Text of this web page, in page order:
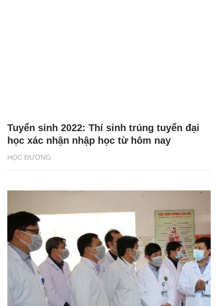
HỌC ĐƯỜNG
Tuyển sinh 2022: Thí sinh trúng tuyển đại
học xác nhận nhập học từ hôm nay